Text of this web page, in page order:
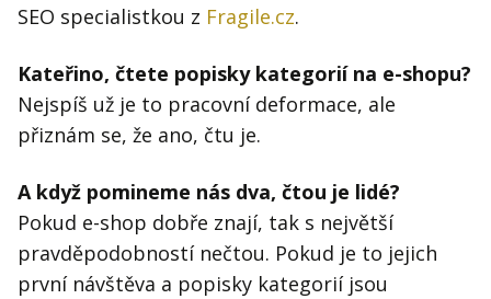
SEO specialistkou z Fragile.cz.
Kateřino, čtete popisky kategorií na e-shopu?
Nejspíš už je to pracovní deformace, ale
přiznám se, že ano, čtu je.
A když pomineme nás dva, čtou je lidé?
Pokud e-shop dobře znají, tak s největší
pravděpodobností nečtou. Pokud je to jejich
první návštěva a popisky kategorií jsou